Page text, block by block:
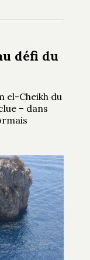
défi du
el-Cheikh du
– dans